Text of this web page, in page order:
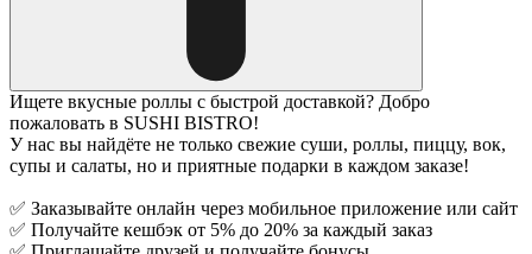
Ищете вкусные роллы с быстрой доставкой? Добро
пожаловать в SUSHI BISTRO!
У нас вы найдёте не только свежие суши, роллы, пиццу, вок,
супы и салаты, но и приятные подарки в каждом заказе!
✅ Заказывайте онлайн через мобильное приложение или сайт
✅ Получайте кешбэк от 5% до 20% за каждый заказ